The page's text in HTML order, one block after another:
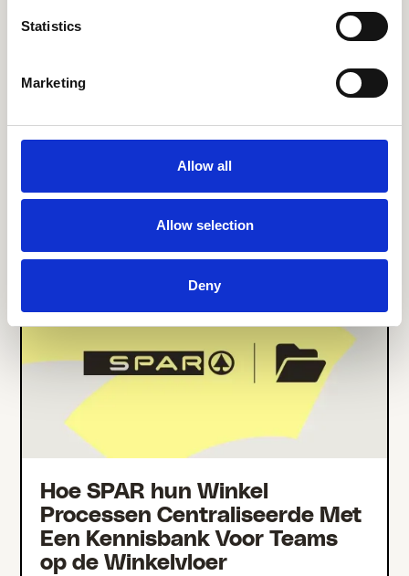
Statistics
Marketing
Allow all
Allow selection
Deny
Hoe Center Parcs 10.000+
medewerkers verbond met één
Hoe SPAR hun Winkel
Processen Centraliseerde Met
Een Kennisbank Voor Teams
op de Winkelvloer